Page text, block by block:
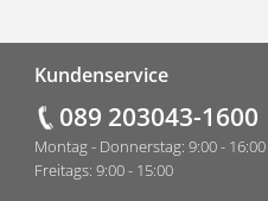
Kundenservice
089 203043-1600
Montag - Donnerstag: 9:00 - 16:00
Freitags: 9:00 - 15:00